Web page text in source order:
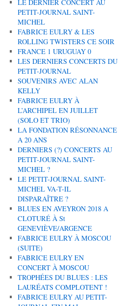
LE DERNIER CONCERT AU
PETIT-JOURNAL SAINT-
MICHEL
FABRICE EULRY & LES
ROLLING TWISTERS CE SOIR
FRANCE 1 URUGUAY 0
LES DERNIERS CONCERTS DU
PETIT-JOURNAL
SOUVENIRS AVEC ALAN
KELLY
FABRICE EULRY À
L’ARCHIPEL EN JUILLET
(SOLO ET TRIO)
LA FONDATION RÉSONNANCE
A 20 ANS
DERNIERS (?) CONCERTS AU
PETIT-JOURNAL SAINT-
MICHEL ?
LE PETIT-JOURNAL SAINT-
MICHEL VA-T-IL
DISPARAÎTRE ?
BLUES EN AVEYRON 2018 A
CLOTURÉ À St
GENEVIÈVE/ARGENCE
FABRICE EULRY À MOSCOU
(SUITE)
FABRICE EULRY EN
CONCERT À MOSCOU
TROPHÉES DU BLUES : LES
LAURÉATS COMPLOTENT !
FABRICE EULRY AU PETIT-